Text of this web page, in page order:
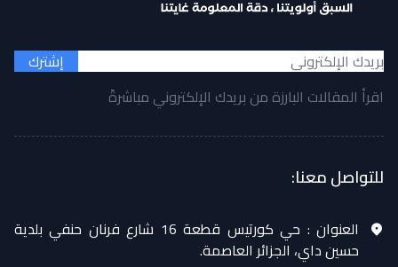
إشترك
اقرأ المقالات البارزة من بريدك الإلكتروني مباشرةً
للتواصل معنا:
العنوان :
حي كورتيس قطعة 16 شارع فرنان حنفي بلدية
حسين داي، الجزائر العاصمة.